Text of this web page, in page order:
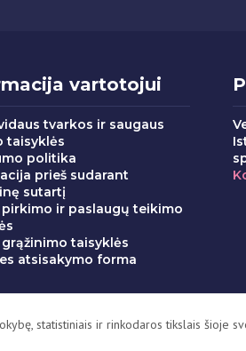
vartotojui
tvarkos ir saugaus
taisyklės
politika
prieš sudarant
sutartį
ir paslaugų teikimo
taisyklės
atsisakymo forma
klubas
statistiniais ir rinkodaros tikslais šioje